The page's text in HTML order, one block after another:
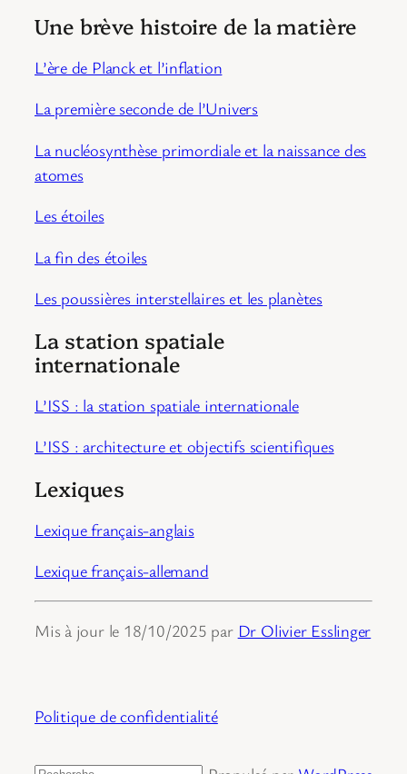
Une brève histoire de la matière
L’ère de Planck et l’inflation
La première seconde de l’Univers
La nucléosynthèse primordiale et la naissance des
atomes
Les étoiles
La fin des étoiles
Les poussières interstellaires et les planètes
La station spatiale
internationale
L’ISS : la station spatiale internationale
L’ISS : architecture et objectifs scientifiques
Lexiques
Lexique français-anglais
Lexique français-allemand
Mis à jour le 18/10/2025 par Dr Olivier Esslinger
Politique de confidentialité